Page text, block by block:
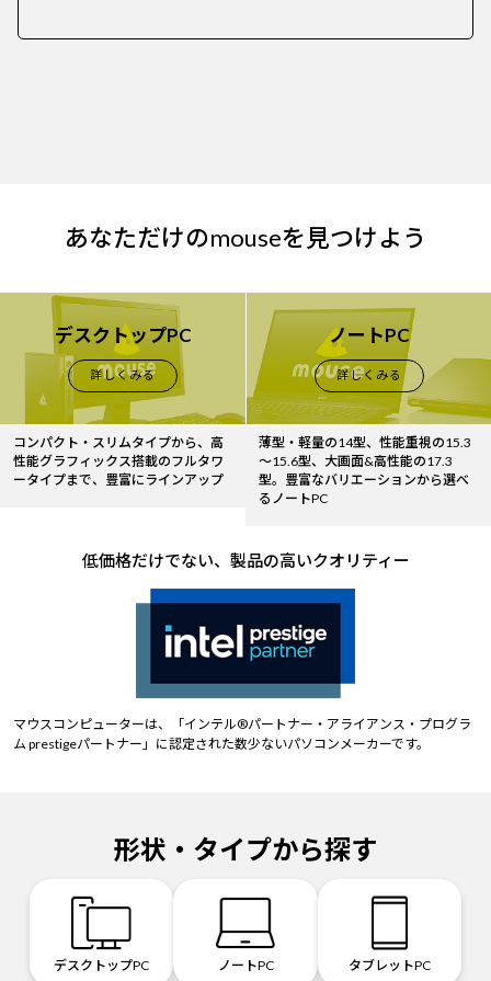
あなただけのmouseを見つけよう
デスクトップPC
詳しくみる
コンパクト・スリムタイプから、高
性能グラフィックス搭載のフルタワ
ータイプまで、豊富にラインアップ
ノートPC
詳しくみる
薄型・軽量の14型、性能重視の15.3
～15.6型、大画面&高性能の17.3
型。豊富なバリエーションから選べ
るノートPC
低価格だけでない、製品の高いクオリティー
マウスコンピューターは、「インテル®パートナー・アライアンス・プログラ
ム prestigeパートナー」に認定された数少ないパソコンメーカーです。
形状・タイプから探す
デスクトップPC ノートPC タブレットPC